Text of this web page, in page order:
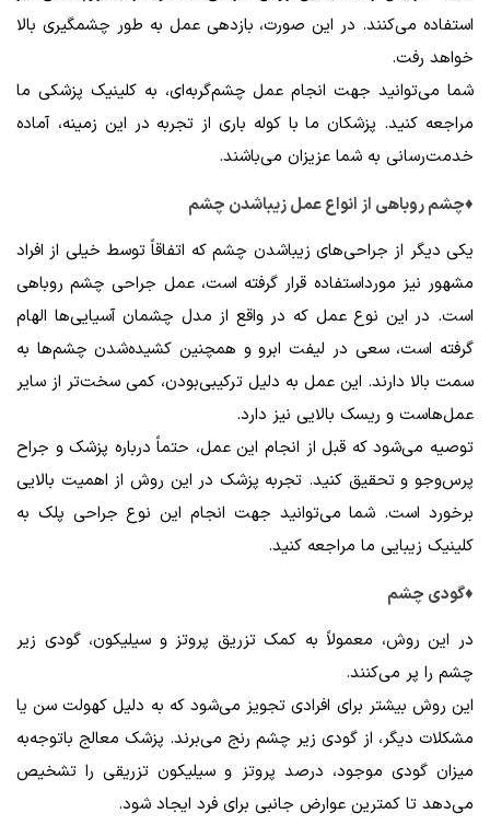
استفاده می‌کنند. در این صورت، بازدهی عمل به طور چشمگیری بالا
خواهد رفت.
شما می‌توانید جهت انجام عمل چشم‌گربه‌ای، به کلینیک پزشکی ما
مراجعه کنید. پزشکان ما با کوله باری از تجربه در این زمینه، آماده
خدمت‌رسانی به شما عزیزان می‌باشند.
♦چشم روباهی از انواع عمل زیباشدن چشم
یکی دیگر از جراحی‌های زیباشدن چشم که اتفاقاً توسط خیلی از افراد
مشهور نیز مورداستفاده قرار گرفته است، عمل جراحی چشم روباهی
است. در این نوع عمل که در واقع از مدل چشمان آسیایی‌ها الهام
گرفته است، سعی در لیفت ابرو و همچنین کشیده‌شدن چشم‌ها به
سمت بالا دارند. این عمل به دلیل ترکیبی‌بودن، کمی سخت‌تر از سایر
عمل‌هاست و ریسک بالایی نیز دارد.
توصیه می‌شود که قبل از انجام این عمل، حتماً درباره پزشک و جراح
پرس‌وجو و تحقیق کنید. تجربه پزشک در این روش از اهمیت بالایی
برخورد است. شما می‌توانید جهت انجام این نوع جراحی پلک به
کلینیک زیبایی ما مراجعه کنید.
♦گودی چشم
در این روش، معمولاً به کمک تزریق پروتز و سیلیکون، گودی زیر
چشم را پر می‌کنند.
این روش بیشتر برای افرادی تجویز می‌شود که به دلیل کهولت سن یا
مشکلات دیگر، از گودی زیر چشم رنج می‌برند. پزشک معالج باتوجه‌به
میزان گودی موجود، درصد پروتز و سیلیکون تزریقی را تشخیص
می‌دهد تا کمترین عوارض جانبی برای فرد ایجاد شود.